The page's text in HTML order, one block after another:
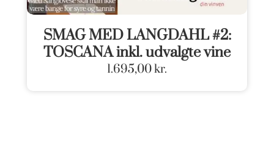
SMAG MED LANGDAHL #2:
TOSCANA inkl. udvalgte vine
1.695,00kr.